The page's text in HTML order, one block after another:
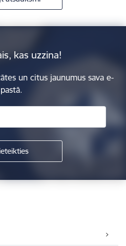
kas uzzina!
un citus jaunumus sava e-
pastā.